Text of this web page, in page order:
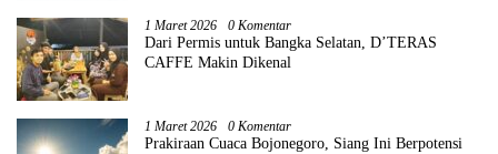
1 Maret 2026 0 Komentar
Dari Permis untuk Bangka Selatan, D’TERAS
CAFFE Makin Dikenal
1 Maret 2026 0 Komentar
Prakiraan Cuaca Bojonegoro, Siang Ini Berpotensi